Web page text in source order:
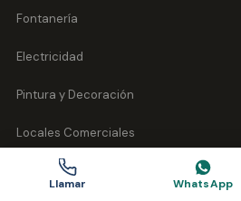
Fontanería
Electricidad
Pintura y Decoración
Locales Comerciales
Comunidades de Vecinos
Llamar WhatsApp